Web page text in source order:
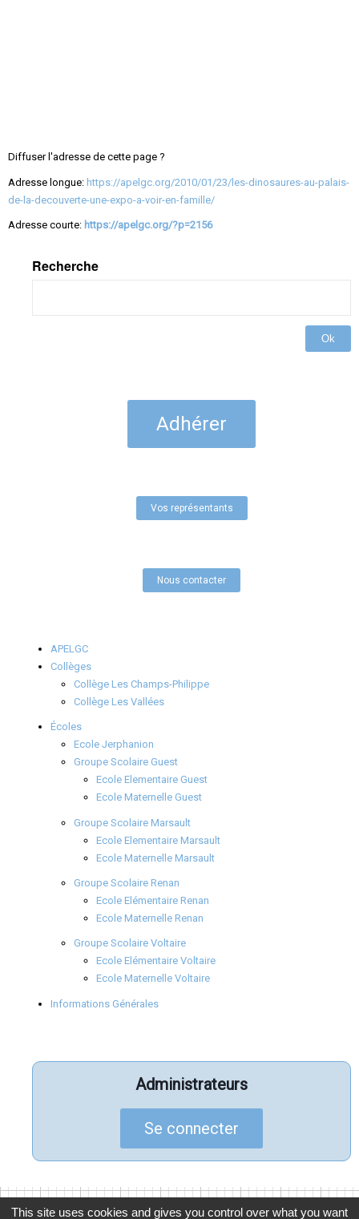
Diffuser l'adresse de cette page ?
Adresse longue: https://apelgc.org/2010/01/23/les-dinosaures-au-palais-
de-la-decouverte-une-expo-a-voir-en-famille/
Adresse courte: https://apelgc.org/?p=2156
Recherche
Ok
Adhérer
Vos représentants
Nous contacter
APELGC
Collèges
Collège Les Champs-Philippe
Collège Les Vallées
Écoles
Ecole Jerphanion
Groupe Scolaire Guest
Ecole Elementaire Guest
Ecole Maternelle Guest
Groupe Scolaire Marsault
Ecole Elementaire Marsault
Ecole Maternelle Marsault
Groupe Scolaire Renan
Ecole Elémentaire Renan
Ecole Maternelle Renan
Groupe Scolaire Voltaire
Ecole Elémentaire Voltaire
Ecole Maternelle Voltaire
Informations Générales
Administrateurs
Se connecter
This site uses cookies and gives you control over what you want